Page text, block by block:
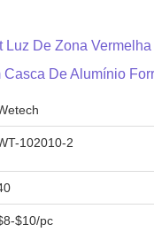
Luz De Zona
Casca De Alumínio
102010-2
$10/pc